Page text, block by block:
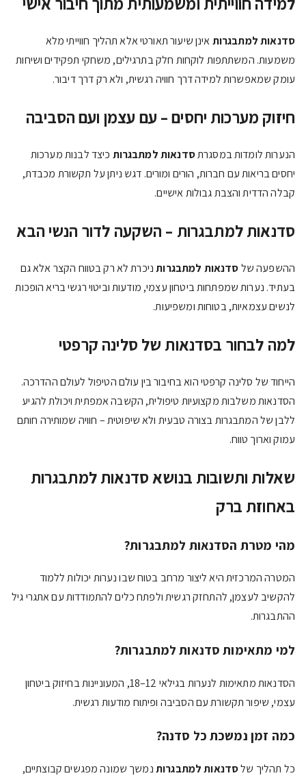
סדנאות למתבגרותאינן שיעור תאורטי אלא תהליך חווייתי מלא
משמעות. המשתתפות לוקחות חלק בתרגילים, משחקי תפקידים ושיחות
עומק שמאפשרות למידה דרך חוויה רגשית, ולא רק דרך דיבור.
חיזוק מערכות יחסים – עם עצמן ועם הסביבה
הנערות לומדות במסגרתסדנאות למתבגרות כיצד לבנות מערכות
יחסים בריאות עם חברות, הורים ומורים. דגש ניתן על תקשורת מכבדת,
קבלה הדדית והצבת גבולות אישיים.
סדנאות למתבגרות – השקעה לדור הנשי הבא
ההשפעה שלסדנאות למתבגרותניכרת לא רק בטווח הקצר אלא גם
בעתיד. נערות שמפתחות ביטחון עצמי, מודעות וביטוי רגשי בריא הופכות
לנשים עצמאיות, בטוחות ומשפיעות.
למה לבחור בסדנאות של סלינה קרפטי
הייחוד של סלינה קרפטי הוא בחיבור בין עולם הטיפול לעולם ההדרכה.
הסדנאות משלבות מקצועיות טיפולית, הקשבה אמפתית ויכולת להגיע
ללבן של המתבגרות בצורה טבעית ולא שיפוטית – חוויה שמותירה חותם
עמוק וארוך טווח.
שאלות ותשובות בנושא סדנאות למתבגרות
באחוזת ברק
מהי מטרת הסדנאות למתבגרות?
המטרה המרכזית היא ליצור מרחב בטוח שבו נערות יכולות ללמוד
להקשיב לעצמן, להתחזק רגשית ולפתח כלים להתמודדות עם אתגרי גיל
ההתבגרות.
למי מתאימות סדנאות למתבגרות?
הסדנאות מתאימות לנערות בגילאי 12–18, המעוניינות בחיזוק ביטחון
עצמי, שיפור תקשורת עם הסביבה ופיתוח מודעות רגשית.
כמה זמן נמשכת כל סדנה?
כל תהליך שלסדנאות למתבגרותנמשך שמונה מפגשים קבוצתיים,